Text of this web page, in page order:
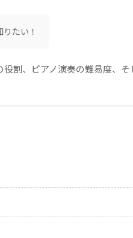
たい！
割、ピアノ演奏の難易度、そ